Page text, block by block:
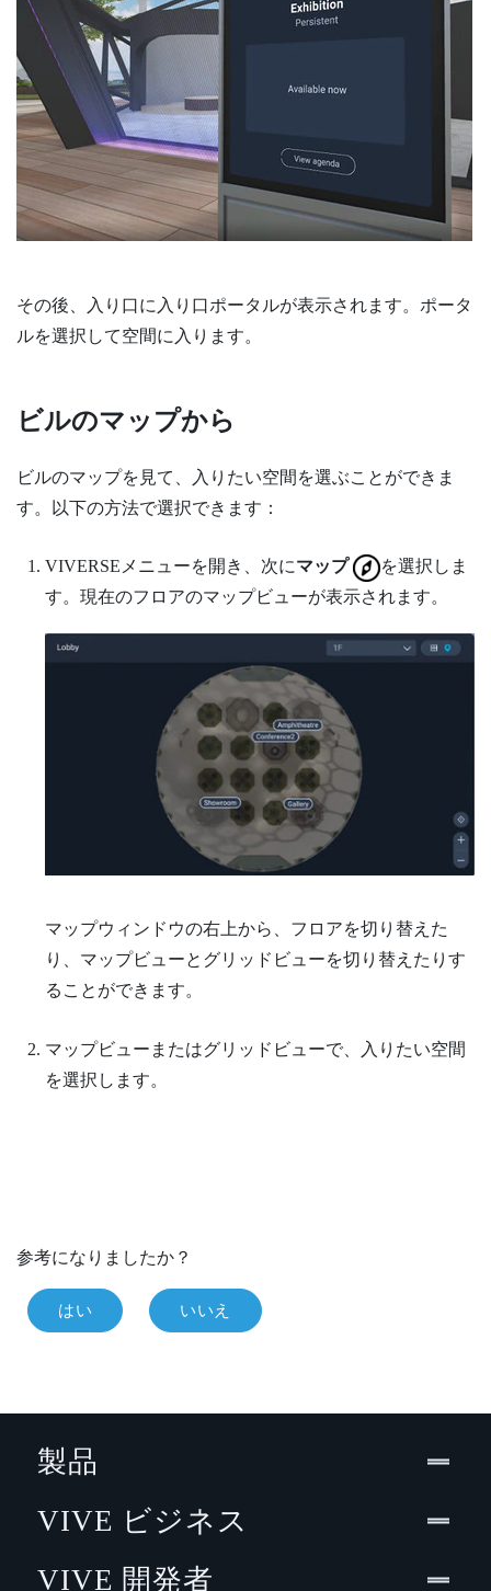
その後、入り口に入り口ポータルが表示されます。ポータ
ルを選択して空間に入ります。
ビルのマップから
ビルのマップを見て、入りたい空間を選ぶことができま
す。以下の方法で選択できます：
VIVERSEメニューを開き、次にマップ
を選択しま
す。現在のフロアのマップビューが表示されます。
マップウィンドウの右上から、フロアを切り替えた
り、マップビューとグリッドビューを切り替えたりす
ることができます。
マップビューまたはグリッドビューで、入りたい空間
を選択します。
参考になりましたか？
はい いいえ
製品
VIVE ビジネス
VIVE 開発者